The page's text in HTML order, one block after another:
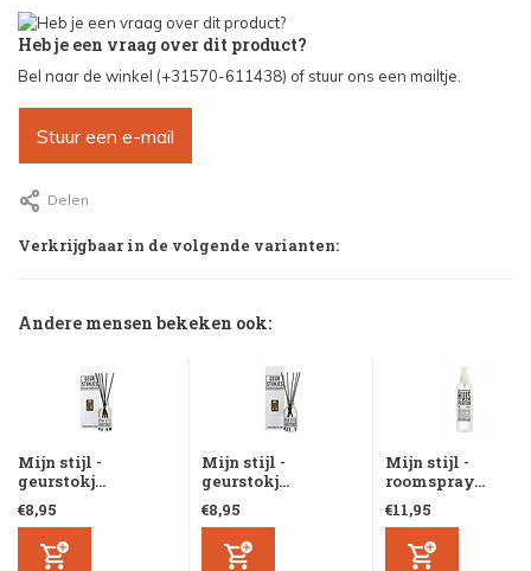
Heb je een vraag over dit product?
Bel naar de winkel (+31570-611438) of stuur ons een mailtje.
Stuur een e-mail
Delen
Verkrijgbaar in de volgende varianten:
Andere mensen bekeken ook:
Mijn stijl -
geurstokj...
€8,95
Mijn stijl -
geurstokj...
€8,95
Mijn stijl -
roomspray...
€11,95